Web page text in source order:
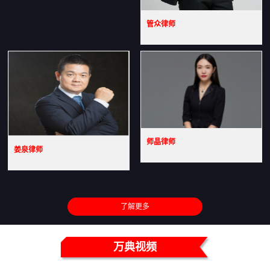
管众律师
姜泉律师
师晶律师
了解更多
万典视频